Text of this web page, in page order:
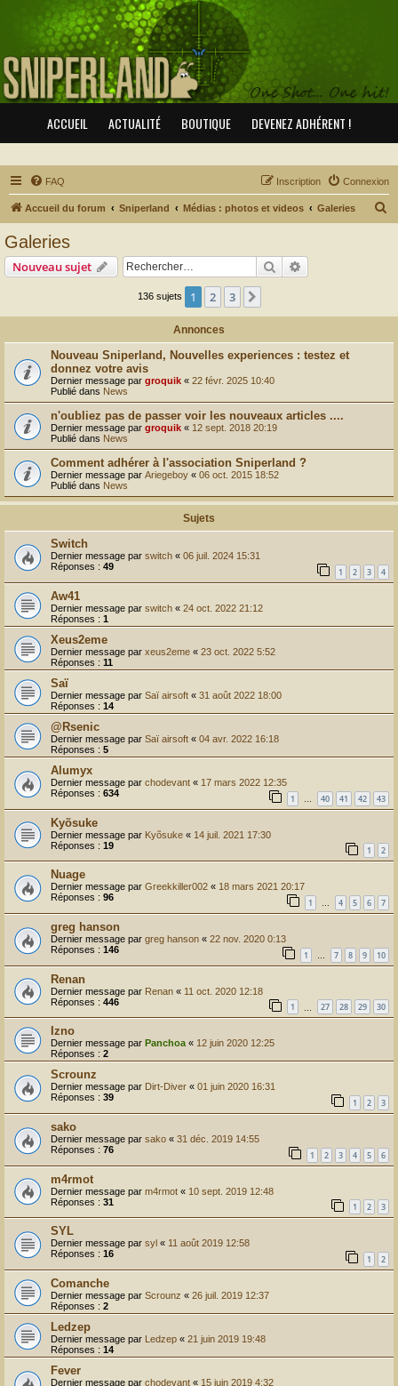
ACCUEIL ACTUALITÉ BOUTIQUE DEVENEZ ADHÉRENT !
FAQ Connexion
Inscription
Accueil du forum Sniperland Médias : photos et videos Galeries
r
r
Galeries
Nouveau sujet Rechercher
136 sujets 1 2 3
Annonces
Nouveau Sniperland, Nouvelles experiences : testez et
donnez votre avis
Dernier message par groquik « 22 févr. 2025 10:40
Publié dans News
n'oubliez pas de passer voir les nouveaux articles ....
Dernier message par groquik « 12 sept. 2018 20:19
Publié dans News
Comment adhérer à l'association Sniperland ?
Dernier message par Ariegeboy « 06 oct. 2015 18:52
Publié dans News
Sujets
Switch
Dernier message par switch « 06 juil. 2024 15:31
Réponses : 49 1 2 3 4
Aw41
Dernier message par switch « 24 oct. 2022 21:12
Réponses : 1
Xeus2eme
Dernier message par xeus2eme « 23 oct. 2022 5:52
Réponses : 11
Saï
Dernier message par Saï airsoft « 31 août 2022 18:00
Réponses : 14
@Rsenic
Dernier message par Saï airsoft « 04 avr. 2022 16:18
Réponses : 5
Alumyx
Dernier message par chodevant « 17 mars 2022 12:35
Réponses : 634 1 … 40 41 42 43
Kyõsuke
Dernier message par Kyõsuke « 14 juil. 2021 17:30
Réponses : 19 1 2
Nuage
Dernier message par Greekkiller002 « 18 mars 2021 20:17
Réponses : 96 1 … 4 5 6 7
greg hanson
Dernier message par greg hanson « 22 nov. 2020 0:13
Réponses : 146 1 … 7 8 9 10
Renan
Dernier message par Renan « 11 oct. 2020 12:18
Réponses : 446 1 27 28 29 30
Izno
Dernier message par Panchoa « 12 juin 2020 12:25
Réponses : 2
Scrounz
Dernier message par Dirt-Diver « 01 juin 2020 16:31
Réponses : 39 1 2 3
sako
Dernier message par sako « 31 déc. 2019 14:55
Réponses : 76 1 2 3 4 5 6
m4rmot
Dernier message par m4rmot « 10 sept. 2019 12:48
Réponses : 31 1 2 3
SYL
Dernier message par syl « 11 août 2019 12:58
Réponses : 16 1 2
Comanche
Dernier message par Scrounz « 26 juil. 2019 12:37
Réponses : 2
Ledzep
Dernier message par Ledzep « 21 juin 2019 19:48
Réponses : 14
Fever
Dernier message par chodevant « 15 juin 2019 4:32